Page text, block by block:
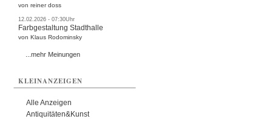
von reiner doss
12.02.2026 - 07:30Uhr
Farbgestaltung Stadthalle
von Klaus Rodominsky
...mehr Meinungen
KLEINANZEIGEN
Alle Anzeigen
Antiquitäten&Kunst